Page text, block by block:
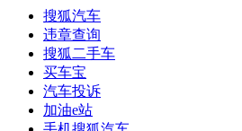
搜狐汽车
违章查询
搜狐二手车
买车宝
汽车投诉
加油e站